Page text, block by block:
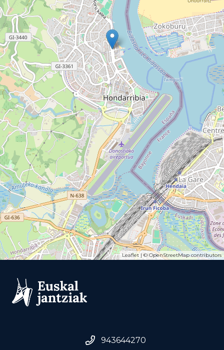
Leaflet| © OpenStreetMapcontributors
943644270